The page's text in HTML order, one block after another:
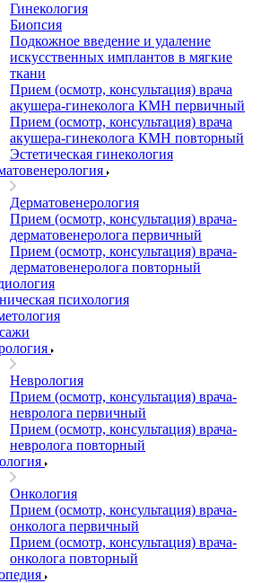
Гинекология
Биопсия
Подкожное введение и удаление
искусственных имплантов в мягкие
ткани
Прием (осмотр, консультация) врача
акушера-гинеколога КМН первичный
Прием (осмотр, консультация) врача
акушера-гинеколога КМН повторный
Эстетическая гинекология
Дерматовенерология
Прием (осмотр, консультация) врача-
дерматовенеролога первичный
Прием (осмотр, консультация) врача-
дерматовенеролога повторный
психология
Неврология
Прием (осмотр, консультация) врача-
невролога первичный
Прием (осмотр, консультация) врача-
невролога повторный
Онкология
Прием (осмотр, консультация) врача-
онколога первичный
Прием (осмотр, консультация) врача-
онколога повторный